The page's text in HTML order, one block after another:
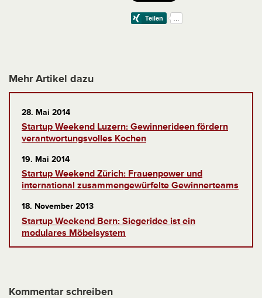
Mehr Artikel dazu
28. Mai 2014
Startup Weekend Luzern: Gewinnerideen fördern
verantwortungsvolles Kochen
19. Mai 2014
Startup Weekend Zürich: Frauenpower und
international zusammengewürfelte Gewinnerteams
18. November 2013
Startup Weekend Bern: Siegeridee ist ein
modulares Möbelsystem
Kommentar schreiben